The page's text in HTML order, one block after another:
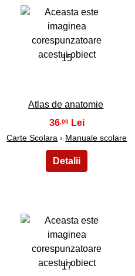
15
Atlas de anatomie
36,00
Carte Scolara › Manuale scolare
17